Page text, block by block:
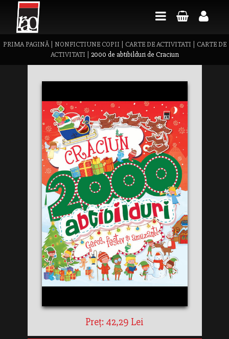
PRIMA PAGINĂ| NONFICTIUNE COPII CARTE DE ACTIVITATI
CARTE DE
ACTIVITATI
2000 de abtibilduri de Craciun
Preț: 42,29 Lei